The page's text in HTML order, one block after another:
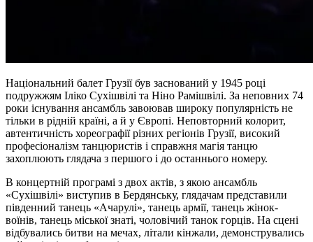
Національний балет Грузії був заснований у 1945 році
подружжям Іліко Сухішвілі та Ніно Рамішвілі. За неповних 74
роки існування ансамбль завоював широку популярність не
тільки в рідній країні, а й у Європі. Неповторний колорит,
автентичність хореографії різних регіонів Грузії, високий
професіоналізм танцюристів і справжня магія танцю
захоплюють глядача з першого і до останнього номеру.
В концертній програмі з двох актів, з якою ансамбль
«Сухішвілі» виступив в Бердянську, глядачам представили
південний танець «Ачарулі», танець армії, танець жінок-
воїнів, танець міської знаті, чоловічий танок горців. На сцені
відбувались битви на мечах, літали кінжали, демонструвались